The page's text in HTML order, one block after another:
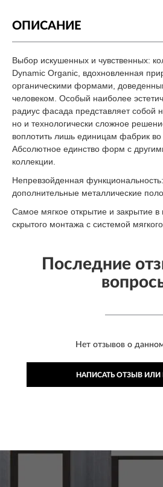
ОПИСАНИЕ
Выбор искушенных и чувственных:
Dynamic Organic, вдохновленная
органическими формами,
человеком. Особый наиболее
радиус фасада представляет собой
но и технологически сложное
воплотить лишь единицам фабрик
Абсолютное единство форм с
коллекции.
Непревзойденная
дополнительные металлические
Самое мягкое открытие и закрытие
скрытого монтажа с системой
Последние
Нет отзывов о
НАПИСАТЬ ОТЗЫВ